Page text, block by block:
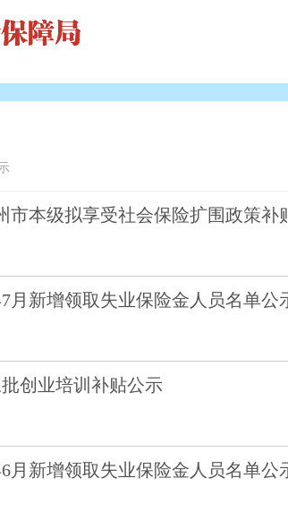
市本级拟享受社会保险扩围政策补
月新增领取失业保险金人员名单公
创业培训补贴公示
月新增领取失业保险金人员名单公